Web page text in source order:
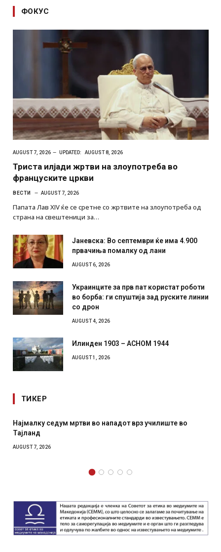
ФОКУС
AUGUST 7, 2026 UPDATED: AUGUST 8, 2026
Триста илјади жртви на злоупотреба во
француските цркви
ВЕСТИ AUGUST 7, 2026
Папата Лав XIV ќе се сретне со жртвите на злоупотреба од
страна на свештеници за…
Јаневска: Во септември ќе има 4.900
првачиња помалку од лани
AUGUST 6, 2026
Украинците за прв пат користат роботи
во борба: ги спуштија зад руските линии
со дрон
AUGUST 4, 2026
Илинден 1903 – АСНОМ 1944
AUGUST 1, 2026
ТИКЕР
мртви во нападот врз училиште во
СОЗИС: